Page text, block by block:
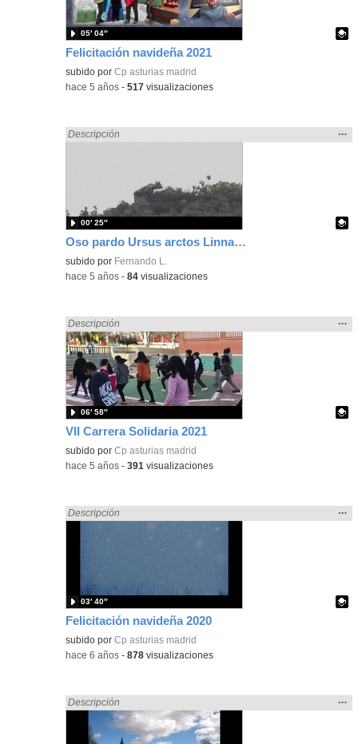
Felicitación navideña 2021
Contenido educativo.
subido porCp asturias madrid
05′ 04″
-hace 5 años -517 visualizaciones
Oso pardo Ursus arctos Linnaeus, 1758
Encontrado «Asturias» en:
Descripción
la
…
Contenido educativo.
subido por Fernando L.
00′ 25″
-hace 5 años -84 visualizaciones
VII Carrera Solidaria 2021
Encontrado «Asturias» en:
Descripción
la
…
Contenido educativo.
subido porCp asturias madrid
06′ 58″
-hace 5 años -391 visualizaciones
Felicitación navideña 2020
Encontrado «Asturias» en:
Descripción
la
…
Contenido educativo.
subido porCp asturias madrid
03′ 40″
-hace 6 años -878 visualizaciones
Encontrado «Asturias» en:
Descripción
la
…